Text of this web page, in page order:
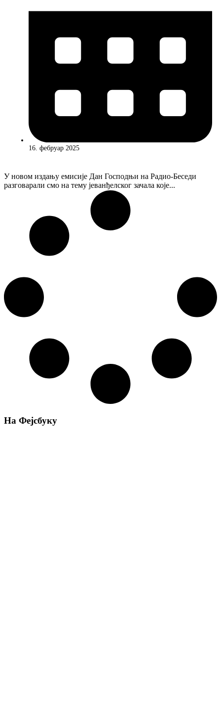
16. фебруар 2025
У новом издању емисије Дан Господњи на Радио-Беседи
разговарали смо на тему јеванђелског зачала које...
На Фејсбуку